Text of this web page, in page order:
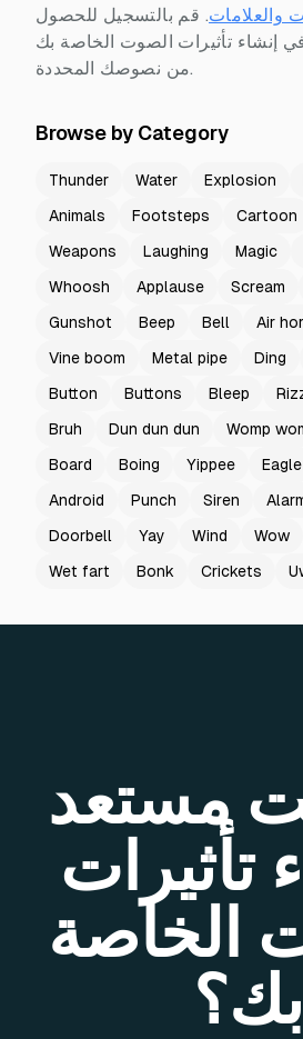
والعلامات. قم بالتسجيل للحصول
إنشاء تأثيرات الصوت الخاصة بك
من نصوصك المحددة.
Browse by Category
Thunder Water Explosion
Animals
Footsteps Cartoon
Weapons
Laughing Magic
Whoosh
Applause Scream
Gunshot
Beep Bell Air
Vine boom
Metal pipe Ding
Button
Buttons Bleep
Bruh
Dun dun dun Womp
Board
Boing Yippee Eagle
Android
Punch Siren
Doorbell
Yay Wind Wow
Wet fart
Bonk Crickets
مستعد
تأثيرات
الخاصة
بك؟